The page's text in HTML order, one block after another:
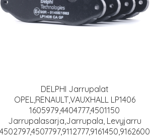
DELPHI Jarrupalat
OPEL,RENAULT,VAUXHALL LP1406
1605979,4404777,4501150
Jarrupalasarja,Jarrupala, Levyjarru
4502797,4507797,9112777,9161450,9162600